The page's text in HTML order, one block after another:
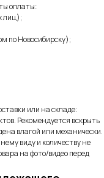
оплаты:
лиц);
по Новосибирску);
или на складе:
Рекомендуется вскрыть
влагой или механически.
виду и количеству не
на фото/видео перед